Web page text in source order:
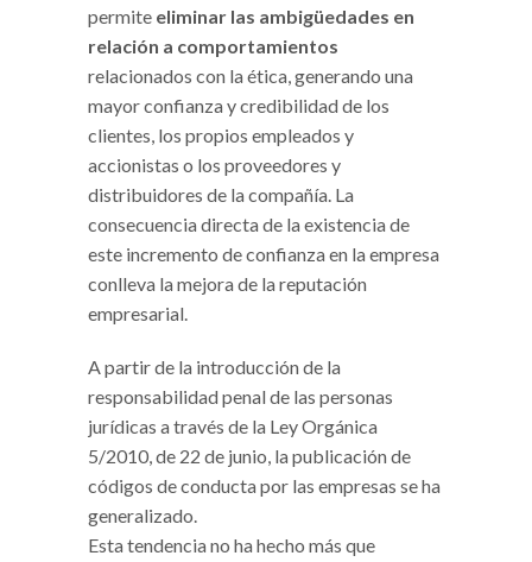
permite eliminar las ambigüedades en
relación a comportamientos
relacionados con la ética, generando una
mayor confianza y credibilidad de los
clientes, los propios empleados y
accionistas o los proveedores y
distribuidores de la compañía. La
consecuencia directa de la existencia de
este incremento de confianza en la empresa
conlleva la mejora de la reputación
empresarial.
A partir de la introducción de la
responsabilidad penal de las personas
jurídicas a través de la Ley Orgánica
5/2010, de 22 de junio, la publicación de
códigos de conducta por las empresas se ha
generalizado.
Esta tendencia no ha hecho más que